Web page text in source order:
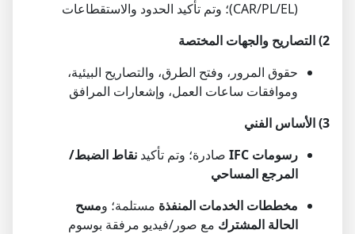
(CAR/PL/EL)؛ وتم تأكيد الحدود والاستقطاعات
2) التصاريح والجهات المختصة
حقوق المرور، وفتح الطرق، والتصاريح البيئية،
وموافقات ساعات العمل، وإشعارات المرافق
3) الأساس الفني
رسومات IFC
صادرة؛ وتم تأكيد نقاط الضبط/
المرجع المساحي
مخططات الخدمات المنفذة مستلمة؛ ومسح
الحالة المشترك مع صور/فيديو مرفقة بوسوم